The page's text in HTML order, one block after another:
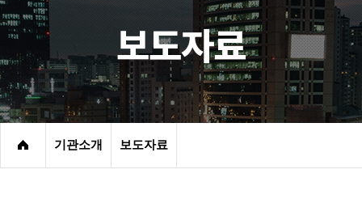
보도자료
기관소개 보도자료